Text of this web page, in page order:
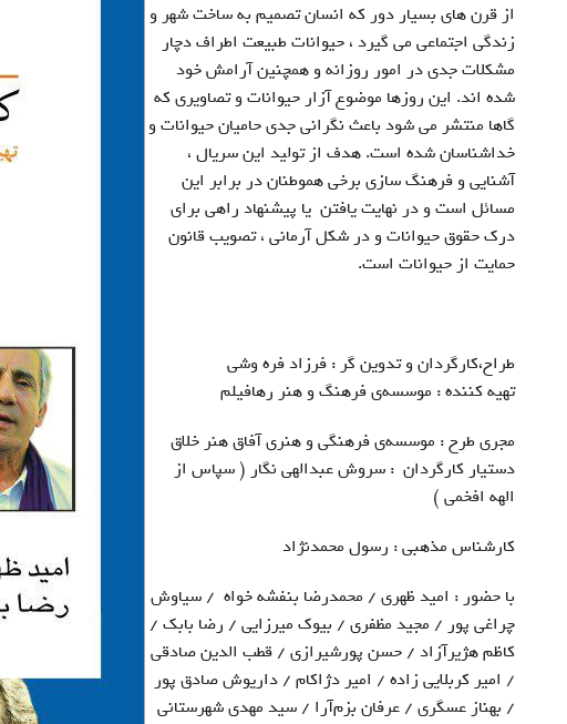
از قرن های بسیار دور که انسان تصمیم به ساخت شهر و
زندگی اجتماعی می گیرد ، حیوانات طبیعت اطراف دچار
مشکلات جدی در امور روزانه و همچنین آرامش خود
شده اند. این روزها موضوع آزار حیوانات و تصاویری که
گاها منتشر می شود باعث نگرانی جدی حامیان حیوانات و
خداشناسان شده است. هدف از تولید این سریال ،
آشنایی و فرهنگ سازی برخی هموطنان در برابر این
مسائل است و در نهایت یافتن یا پیشنهاد راهی برای
درک حقوق حیوانات و در شکل آرمانی ، تصویب قانون
حمایت از حیوانات است.
طراح،کارگردان و تدوین گر : فرزاد فره وشی
تهیه کننده : موسسه‌ی فرهنگ و هنر رهافیلم
مجری طرح : موسسه‌ی فرهنگی و هنری آفاق هنر خلاق
دستیار کارگردان : سروش عبدالهی نگار ( سپاس از
الهه افخمی )
کارشناس مذهبی : رسول محمدنژاد
با حضور : امید ظهری / محمدرضا بنفشه خواه / سیاوش
چراغی پور / مجید مظفری / بیوک میرزایی / رضا بابک /
کاظم هژیرآزاد / حسن پورشیرازی / قطب الدین صادقی
/ امیر کربلایی زاده / امیر دژاکام / داریوش صادق پور
/ بهناز عسگری / عرفان بزم‌آرا / سید مهدی شهرستانی